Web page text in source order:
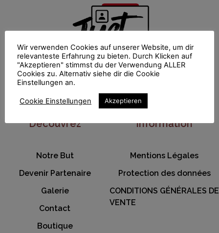
Decouvrez
Notre But
Devenir Partenaire
Galerie
Contact
Boutique
Information
Mentions Légales
Protection des données
CONDITIONS GÉNÉRALES DE
VENTE
Wir verwenden Cookies auf unserer Website, um dir
relevanteste Erfahrung zu bieten. Durch Klicken auf
"Akzeptieren" stimmst du der Verwendung ALLER
Cookies zu. Alternativ siehe dir die Cookie
Einstellungen an.
Cookie Einstellungen Akzeptieren